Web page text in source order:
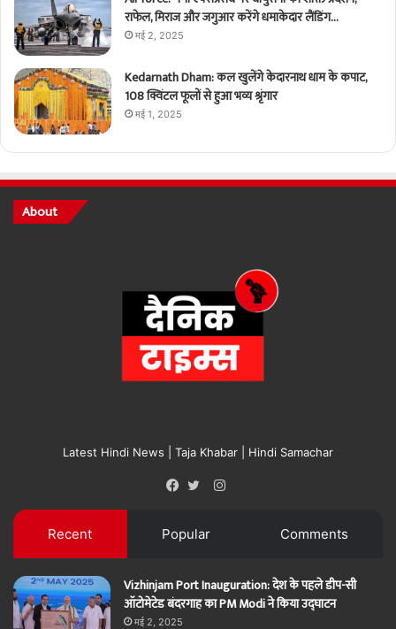
राफेल, मिराज और जगुआर करेंगे धमाकेदार लैंडिंग…
मई 2, 2025
Kedarnath Dham: कल खुलेंगे केदारनाथ धाम के कपाट,
108 क्विंटल फूलों से हुआ भव्य श्रृंगार
मई 1, 2025
About
Latest Hindi News | Taja Khabar | Hindi Samachar
Instagram
Recent Popular Comments
Vizhinjam Port Inauguration: देश के पहले डीप-सी
ऑटोमेटेड बंदरगाह का PM Modi ने किया उद्घाटन
मई 2, 2025